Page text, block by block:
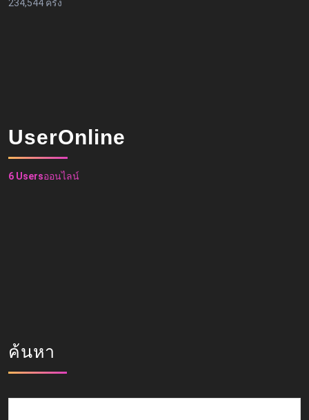
234,544 ครั้ง
UserOnline
6 Usersออนไลน์
ค้นหา